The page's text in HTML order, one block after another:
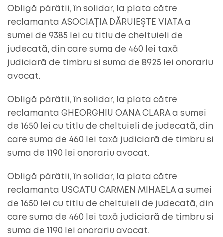
Obligă pârâtii, în solidar, la plata către
reclamanta ASOCIAŢIA DĂRUIEŞTE VIATA a
sumei de 9385 lei cu titlu de cheltuieli de
judecată, din care suma de 460 lei taxă
judiciară de timbru si suma de 8925 lei onorariu
avocat.
Obligă pârâtii, în solidar, la plata către
reclamanta GHEORGHIU OANA CLARA a sumei
de 1650 lei cu titlu de cheltuieli de judecată, din
care suma de 460 lei taxă judiciară de timbru si
suma de 1190 lei onorariu avocat.
Obligă pârâtii, în solidar, la plata către
reclamanta USCATU CARMEN MIHAELA a sumei
de 1650 lei cu titlu de cheltuieli de judecată, din
care suma de 460 lei taxă judiciară de timbru si
suma de 1190 lei onorariu avocat.